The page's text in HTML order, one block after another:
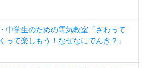
中学生のための電気教室「さわって
って楽しもう！なぜなにでんき？」